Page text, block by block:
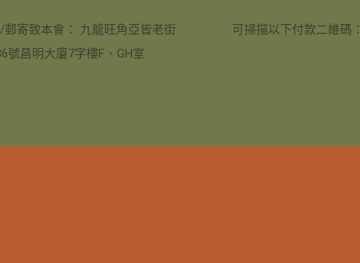
郵寄致本會： 九龍旺角亞皆老街
號昌明大廈7字樓F、GH室
可掃描以下付款二維碼：